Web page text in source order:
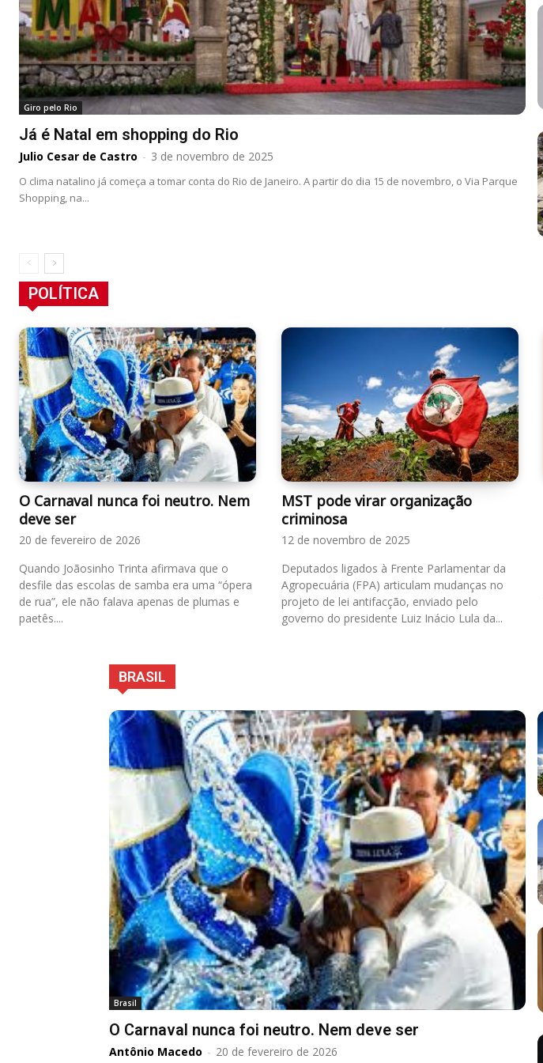
Giro pelo Rio
Já é Natal em shopping do Rio
Julio Cesar de Castro - 3 de novembro de 2025
O clima natalino já começa a tomar conta do Rio de Janeiro. A partir do dia 15 de novembro, o Via Parque
Shopping, na...
POLÍTICA
O Carnaval nunca foi neutro. Nem
deve ser
20 de fevereiro de 2026
Quando Joãosinho Trinta afirmava que o
desfile das escolas de samba era uma “ópera
de rua”, ele não falava apenas de plumas e
paetês....
MST pode virar organização
criminosa
12 de novembro de 2025
Deputados ligados à Frente Parlamentar da
Agropecuária (FPA) articulam mudanças no
projeto de lei antifacção, enviado pelo
governo do presidente Luiz Inácio Lula da...
BRASIL
Brasil
O Carnaval nunca foi neutro. Nem deve ser
Antônio Macedo - 20 de fevereiro de 2026